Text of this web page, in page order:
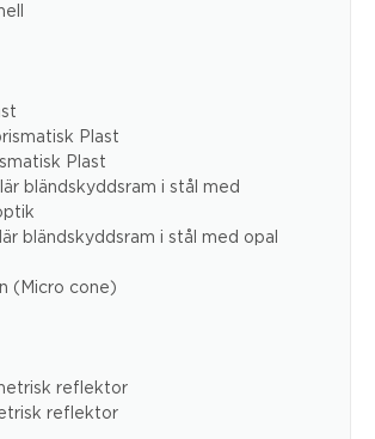
Plast
Plast
bländskyddsram i stål med
bländskyddsram i stål med opal
(Micro cone)
reflektor
reflektor